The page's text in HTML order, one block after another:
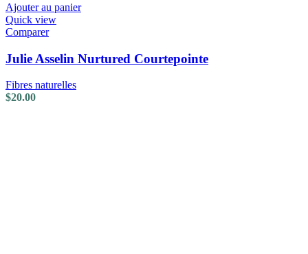
Ajouter au panier
Quick view
Comparer
Julie Asselin Nurtured Courtepointe
Fibres naturelles
$20.00